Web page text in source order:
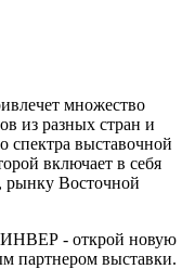
множество
из разных стран и
спектра выставочной
включает в себя
рынку Восточной
- открой новую
партнером выставки.